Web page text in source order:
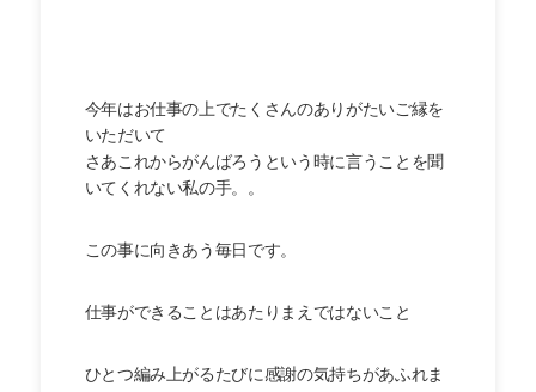
今年はお仕事の上でたくさんのありがたいご縁を
いただいて
さあこれからがんばろうという時に言うことを聞
いてくれない私の手。。
この事に向きあう毎日です。
仕事ができることはあたりまえではないこと
ひとつ編み上がるたびに感謝の気持ちがあふれま